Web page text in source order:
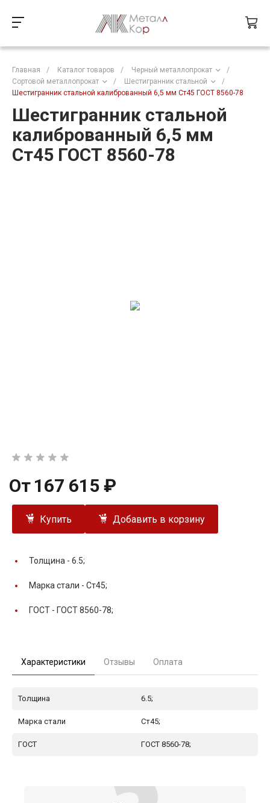
Главная / Каталог товаров / Черный металлопрокат
/
Сортовой металлопрокат
/ Шестигранник стальной
/
Шестигранник стальной калиброванный 6,5 мм Ст45 ГОСТ 8560-78
Шестигранник стальной
калиброванный 6,5 мм
Ст45 ГОСТ 8560-78
От 167 615 ₽
Купить Добавить в корзину
Толщина - 6.5;
Марка стали - Ст45;
ГОСТ - ГОСТ 8560-78;
Характеристики Отзывы Оплата
Толщина 6.5;
Марка стали Ст45;
ГОСТ ГОСТ 8560-78;